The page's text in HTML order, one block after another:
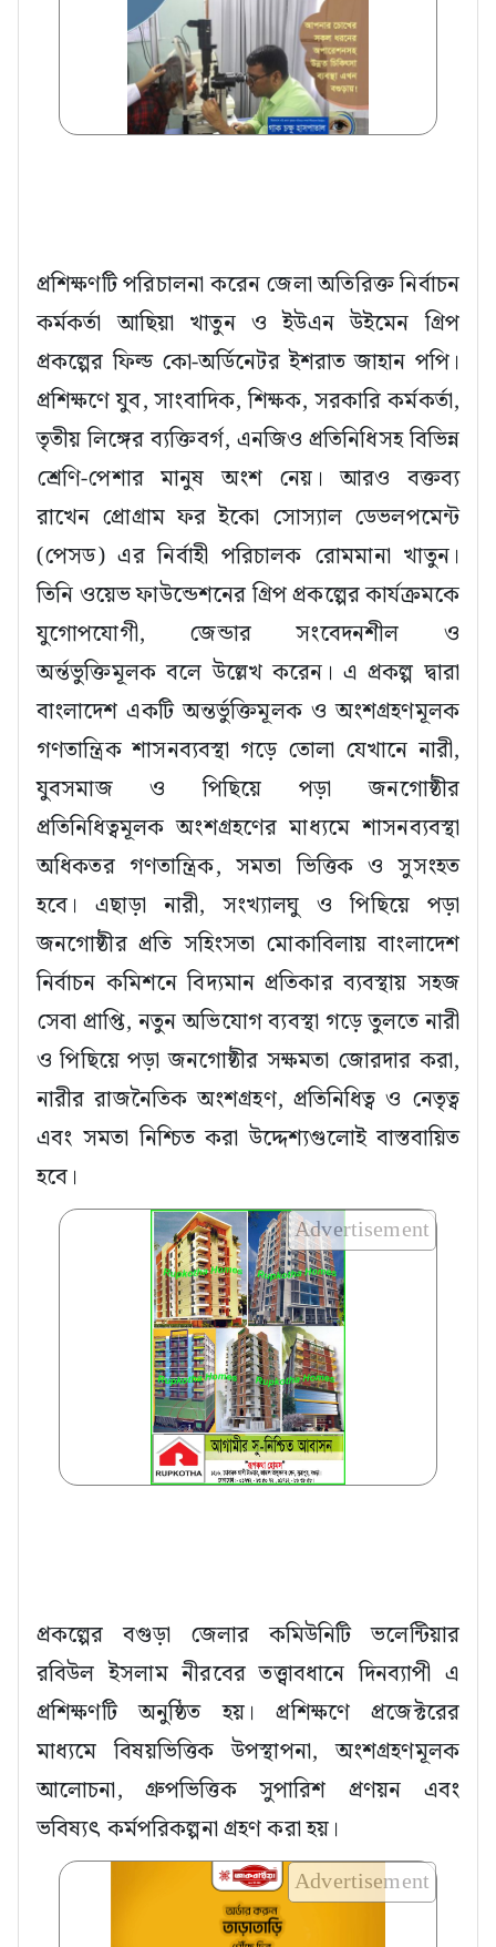
প্রশিক্ষণটি পরিচালনা করেন জেলা অতিরিক্ত নির্বাচন
কর্মকর্তা আছিয়া খাতুন ও ইউএন উইমেন গ্রিপ
প্রকল্পের ফিল্ড কো-অর্ডিনেটর ইশরাত জাহান পপি।
প্রশিক্ষণে যুব, সাংবাদিক, শিক্ষক, সরকারি কর্মকর্তা,
তৃতীয় লিঙ্গের ব্যক্তিবর্গ, এনজিও প্রতিনিধিসহ বিভিন্ন
শ্রেণি-পেশার মানুষ অংশ নেয়। আরও বক্তব্য
রাখেন প্রোগ্রাম ফর ইকো সোস্যাল ডেভলপমেন্ট
(পেসড) এর নির্বাহী পরিচালক রোমমানা খাতুন।
তিনি ওয়েভ ফাউন্ডেশনের গ্রিপ প্রকল্পের কার্যক্রমকে
যুগোপযোগী, জেন্ডার সংবেদনশীল ও
অর্ন্তভুক্তিমূলক বলে উল্লেখ করেন। এ প্রকল্প দ্বারা
বাংলাদেশ একটি অন্তর্ভুক্তিমূলক ও অংশগ্রহণমূলক
গণতান্ত্রিক শাসনব্যবস্থা গড়ে তোলা যেখানে নারী,
যুবসমাজ ও পিছিয়ে পড়া জনগোষ্ঠীর
প্রতিনিধিত্বমূলক অংশগ্রহণের মাধ্যমে শাসনব্যবস্থা
অধিকতর গণতান্ত্রিক, সমতা ভিত্তিক ও সুসংহত
হবে। এছাড়া নারী, সংখ্যালঘু ও পিছিয়ে পড়া
জনগোষ্ঠীর প্রতি সহিংসতা মোকাবিলায় বাংলাদেশ
নির্বাচন কমিশনে বিদ্যমান প্রতিকার ব্যবস্থায় সহজ
সেবা প্রাপ্তি, নতুন অভিযোগ ব্যবস্থা গড়ে তুলতে নারী
ও পিছিয়ে পড়া জনগোষ্ঠীর সক্ষমতা জোরদার করা,
নারীর রাজনৈতিক অংশগ্রহণ, প্রতিনিধিত্ব ও নেতৃত্ব
এবং সমতা নিশ্চিত করা উদ্দেশ্যগুলোই বাস্তবায়িত
হবে।
Advertisement
প্রকল্পের বগুড়া জেলার কমিউনিটি ভলেন্টিয়ার
রবিউল ইসলাম নীরবের তত্ত্বাবধানে দিনব্যাপী এ
প্রশিক্ষণটি অনুষ্ঠিত হয়। প্রশিক্ষণে প্রজেক্টরের
মাধ্যমে বিষয়ভিত্তিক উপস্থাপনা, অংশগ্রহণমূলক
আলোচনা, গ্রুপভিত্তিক সুপারিশ প্রণয়ন এবং
ভবিষ্যৎ কর্মপরিকল্পনা গ্রহণ করা হয়।
Advertisement